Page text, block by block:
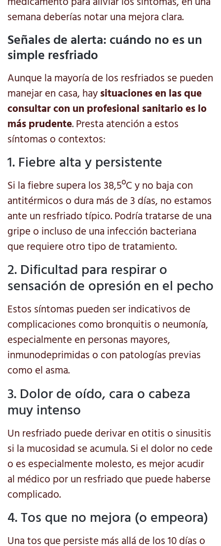
semana deberías notar una mejora clara.
Señales de alerta: cuándo no es un
simple resfriado
Aunque la mayoría de los resfriados se pueden
manejar en casa, haysituaciones en las que
consultar con un profesional sanitario es lo
más prudente. Presta atención a estos
síntomas o contextos:
1. Fiebre alta y persistente
Si la fiebre supera los 38,5ºC y no baja con
antitérmicos o dura más de 3 días, no estamos
ante un resfriado típico. Podría tratarse de una
gripe o incluso de una infección bacteriana
que requiere otro tipo de tratamiento.
2. Dificultad para respirar o
sensación de opresión en el pecho
Estos síntomas pueden ser indicativos de
complicaciones como bronquitis o neumonía,
especialmente en personas mayores,
inmunodeprimidas o con patologías previas
como el asma.
3. Dolor de oído, cara o cabeza
muy intenso
Un resfriado puede derivar en otitis o sinusitis
si la mucosidad se acumula. Si el dolor no cede
o es especialmente molesto, es mejor acudir
al médico por un resfriado que puede haberse
complicado.
4. Tos que no mejora (o empeora)
Una tos que persiste más allá de los 10 días o